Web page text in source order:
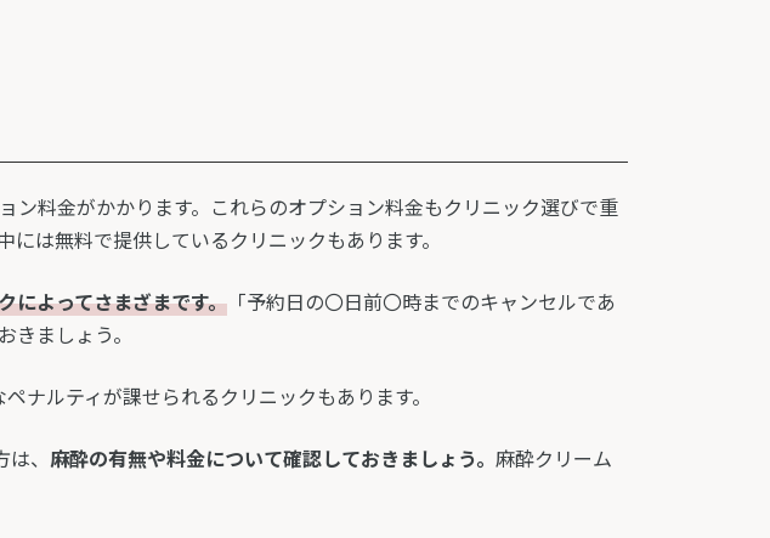
料金がかかります。これらのオプション料金もクリニック選びで重
は無料で提供しているクリニックもあります。
によってさまざまです。 「予約日の〇日前〇時までのキャンセルであ
ましょう。
ナルティが課せられるクリニックもあります。
、 麻酔の有無や料金について確認しておきましょう。 麻酔クリーム